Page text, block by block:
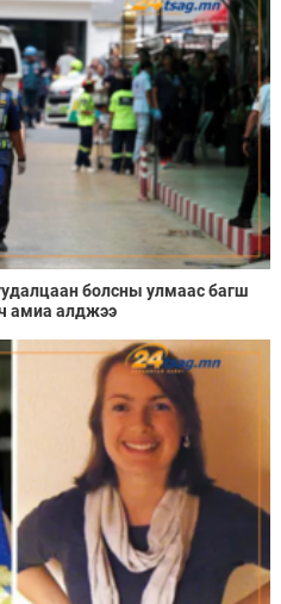
болсны улмаас багш
амиа алджээ